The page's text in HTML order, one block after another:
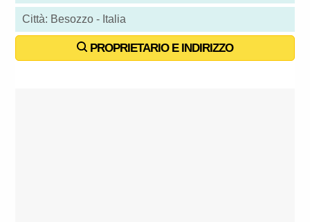
Città: Besozzo - Italia
PROPRIETARIO E INDIRIZZO